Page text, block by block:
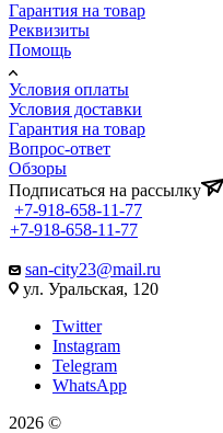
Гарантия на товар
Реквизиты
Помощь
Условия оплаты
Условия доставки
Гарантия на товар
Вопрос-ответ
Обзоры
Подписаться на рассылку
+7-918-658-11-77
+7-918-658-11-77
san-city23@mail.ru
ул. Уральская, 120
Twitter
Instagram
Telegram
WhatsApp
2026 ©